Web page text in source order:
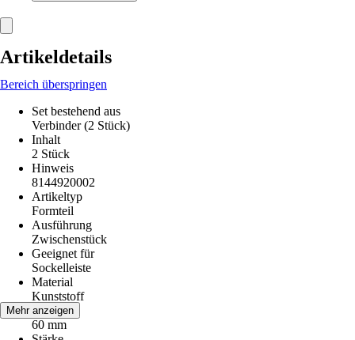
Artikeldetails
Bereich überspringen
Set bestehend aus
Verbinder (2 Stück)
Inhalt
2 Stück
Hinweis
8144920002
Artikeltyp
Formteil
Ausführung
Zwischenstück
Geeignet für
Sockelleiste
Material
Kunststoff
Höhe
60 mm
Mehr anzeigen